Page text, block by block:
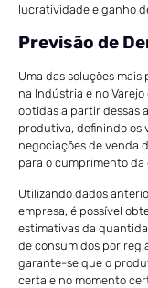
lucratividade e ganho
Previsão de
Uma das soluções
na Indústria e no
obtidas a partir dessas
produtiva, definindo os
negociações de venda
para o cumprimento
Utilizando dados
empresa, é possível
estimativas da
de consumidos por
garante-se que o
certa e no momento